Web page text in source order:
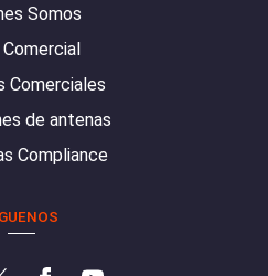
Somos
Comerciales
de antenas
Compliance